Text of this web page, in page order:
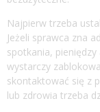
Najpierw trzeba
Jeżeli sprawca zna
spotkania,
wystarczy
skontaktować się z
lub zdrowia trzeba